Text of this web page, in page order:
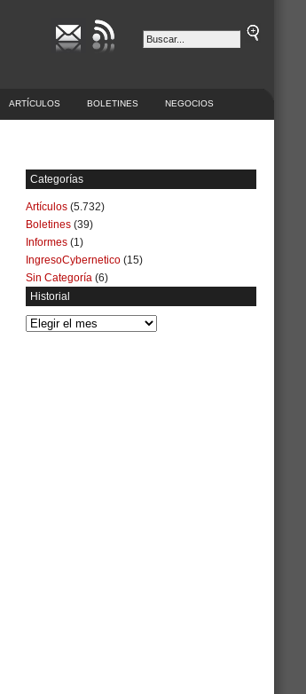
ARTÍCULOS BOLETINES NEGOCIOS
Categorías
Artículos (5.732)
Boletines (39)
Informes (1)
IngresoCybernetico (15)
Sin Categoría (6)
Historial
Historial